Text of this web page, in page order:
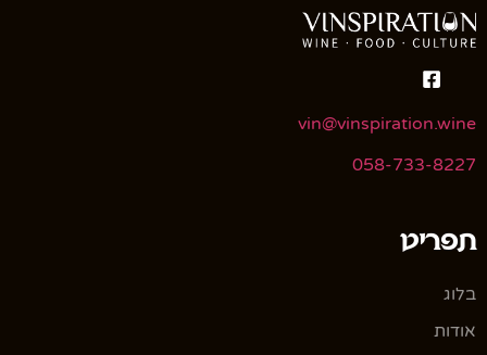
vin@vinspiration.wine
058-733-8227
תפריט
בלוג
אודות